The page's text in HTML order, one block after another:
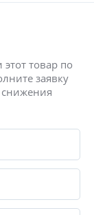
товар по
заявку